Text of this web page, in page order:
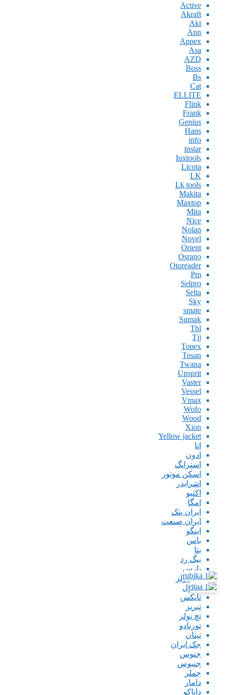
Active
Akraft
Akt
Apn
Appex
Asa
AZD
Boss
Bs
Cat
ELLITE
Flink
Frank
Genius
Hans
info
instar
Iuxtools
Licota
LK
Lk tools
Makita
Maxtop
Mita
Nice
Nolan
Novel
Orient
Osrano
Otoreader
Pm
Selpro
Selta
Sky
smate
Sumak
Tbl
Tjj
Topex
Tosan
Twana
Upsprit
Vaster
Vessel
Vmax
Wofo
Wood
Xion
Yellow jacket
اتا
ادون
استرانگ
اسکن موتور
اشرایدر
اکتیو
امگا
ایران پتک
ایران صنعت
اینگو
باس
بتا
بیگ رد
پارس
پاورتولز
تاپتول
تاپکس
تبریز
تچ تولز
تورنادو
تیتان
جک ایران
جنوس
جنیوس
چملر
دامار
داناکو